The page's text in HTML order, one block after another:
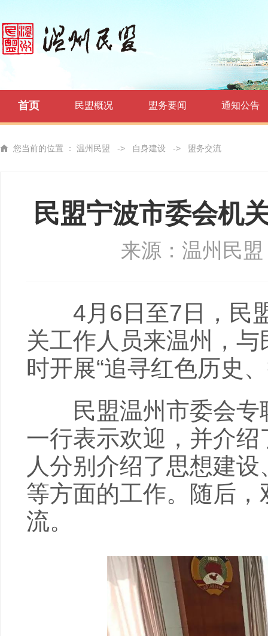
首页 民盟概况 盟务要闻 通知公告
您当前的位置 ： 温州民盟 -> 自身建设 -> 盟务交流
民盟宁波市委会机
来源：温州民盟
4月6日至7日，民盟
关工作人员来温州，
时开展“追寻红色历史
民盟温州市委会专
一行表示欢迎，并介
人分别介绍了思想建
等方面的工作。随后
流。